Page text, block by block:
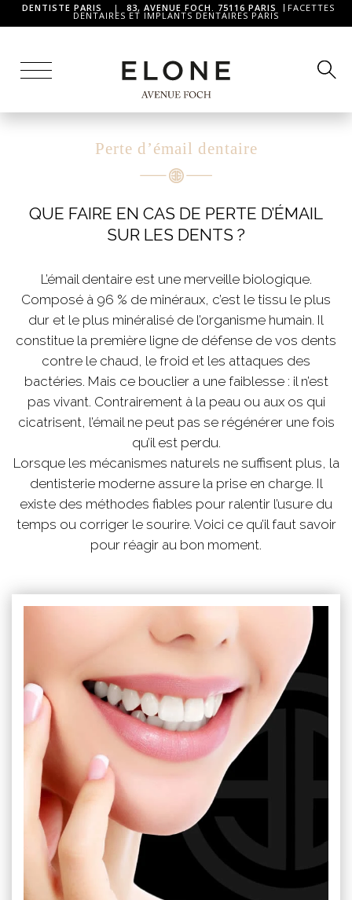
DENTISTE PARIS | 83, AVENUE FOCH. 75116 PARIS FACETTES
DENTAIRES ET IMPLANTS DENTAIRES PARIS
Perte d’émail dentaire
QUE FAIRE EN CAS DE PERTE D’ÉMAIL
SUR LES DENTS ?
L’émail dentaire est une merveille biologique.
Composé à 96 % de minéraux, c’est le tissu le plus
dur et le plus minéralisé de l’organisme humain. Il
constitue la première ligne de défense de vos dents
contre le chaud, le froid et les attaques des
bactéries. Mais ce bouclier a une faiblesse : il n’est
pas vivant. Contrairement à la peau ou aux os qui
cicatrisent, l’émail ne peut pas se régénérer une fois
qu’il est perdu.
Lorsque les mécanismes naturels ne suffisent plus, la
dentisterie moderne assure la prise en charge. Il
existe des méthodes fiables pour ralentir l’usure du
temps ou corriger le sourire. Voici ce qu’il faut savoir
pour réagir au bon moment.